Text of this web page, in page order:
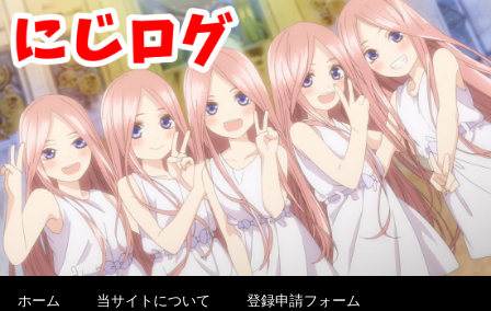
ホーム 当サイトについて 登録申請フォーム